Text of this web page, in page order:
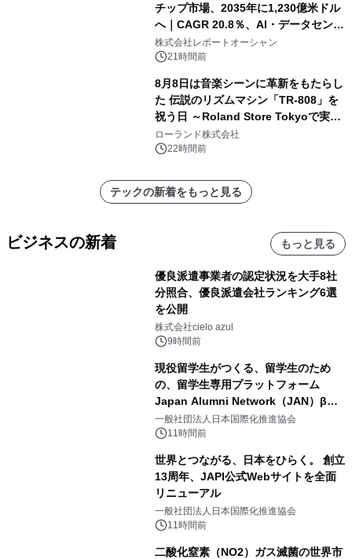
チップ市場、2035年に1,230億米ドル
へ｜CAGR 20.8％、AI・データセンタ
ー需要が成長を牽引
株式会社レポートオーシャン
21時間前
8月8日は音楽シーンに革新をもたらし
た 伝説のリズムマシン「TR-808」を
祝う日 ～Roland Store Tokyoで実機
を展示しての 記念キャンペーンを開
催 英国ラジオ「NTS」の 特別プログ
アーティストを フィーチャーしたアニ
メーションを公開～
ローランド株式会社
22時間前
テックの新着をもっと見る
ビジネスの新着 もっと見る
優良派遣事業者の認定状況を大手8社
分照合、優良派遣会社ランキング6選
を公開
株式会社cielo azul
9時間前
現役留学生がつくる、留学生のため
の、留学生専用プラットフォーム
Japan Alumni Network（JAN）β版
をリリース
一般社団法人日本国際化推進協会
11時間前
世界とつながる、日本をひらく。 創立
13周年、JAPI公式Webサイトを全面
リニューアル
一般社団法人日本国際化推進協会
11時間前
二酸化窒素（NO2）ガス滅菌の世界市